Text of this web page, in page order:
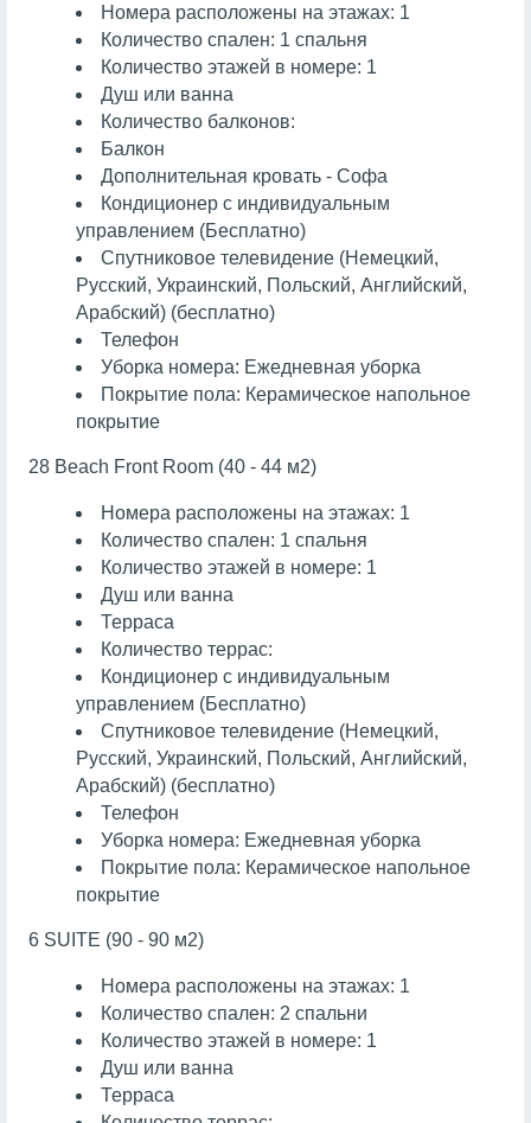
Номера расположены на этажах: 1
Количество спален: 1 спальня
Количество этажей в номере: 1
Душ или ванна
Количество балконов:
Балкон
Дополнительная кровать - Софа
Кондиционер с индивидуальным
управлением (Бесплатно)
Спутниковое телевидение (Немецкий,
Русский, Украинский, Польский, Английский,
Арабский) (бесплатно)
Телефон
Уборка номера: Ежедневная уборка
Покрытие пола: Керамическое напольное
покрытие
28 Beach Front Room (40 - 44 м2)
Номера расположены на этажах: 1
Количество спален: 1 спальня
Количество этажей в номере: 1
Душ или ванна
Терраса
Количество террас:
Кондиционер с индивидуальным
управлением (Бесплатно)
Спутниковое телевидение (Немецкий,
Русский, Украинский, Польский, Английский,
Арабский) (бесплатно)
Телефон
Уборка номера: Ежедневная уборка
Покрытие пола: Керамическое напольное
покрытие
6 SUITE (90 - 90 м2)
Номера расположены на этажах: 1
Количество спален: 2 спальни
Количество этажей в номере: 1
Душ или ванна
Терраса